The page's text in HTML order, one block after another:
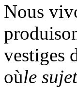
Nous
vestiges
oùle